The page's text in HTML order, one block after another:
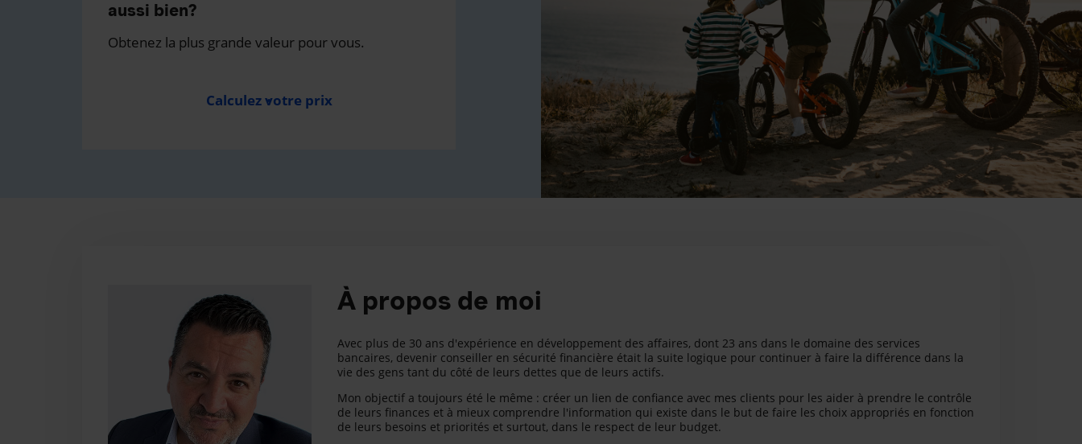
aussi bien?
Obtenez la plus grande valeur pour vous.
Calculez votre prix
À propos de moi
Avec plus de 30 ans d'expérience en développement des affaires, dont 23 ans dans le domaine des services
bancaires, devenir conseiller en sécurité financière était la suite logique pour continuer à faire la différence dans la
vie des gens tant du côté de leurs dettes que de leurs actifs.
Mon objectif a toujours été le même : créer un lien de confiance avec mes clients pour les aider à prendre le contrôle
de leurs finances et à mieux comprendre l'information qui existe dans le but de faire les choix appropriés en fonction
de leurs besoins et priorités et surtout, dans le respect de leur budget.